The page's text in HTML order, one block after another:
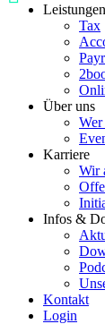
Leistungen
Tax
Über uns
Karriere
Wir
Infos &
Kontakt
Login